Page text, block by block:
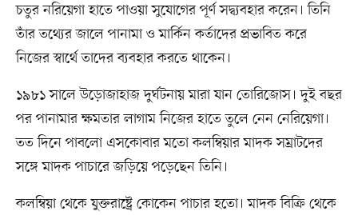
চতুর নরিয়েগা হাতে পাওয়া সুযোগের পূর্ণ সদ্ব্যবহার করেন। তিনি
তাঁর তথ্যের জালে পানামা ও মার্কিন কর্তাদের প্রভাবিত করে
নিজের স্বার্থে তাদের ব্যবহার করতে থাকেন।
১৯৮১ সালে উড়োজাহাজ দুর্ঘটনায় মারা যান তোরিজোস। দুই বছর
পর পানামার ক্ষমতার লাগাম নিজের হাতে তুলে নেন নেরিয়েগা।
তত দিনে পাবলো এসকোবার মতো কলম্বিয়ার মাদক সম্রাটদের
সঙ্গে মাদক পাচারে জড়িয়ে পড়েছেন তিনি।
কলম্বিয়া থেকে যুক্তরাষ্ট্রে কোকেন পাচার হতো। মাদক বিক্রি থেকে